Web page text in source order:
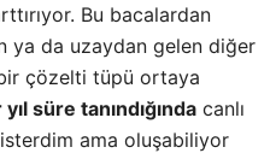
Bu bacalardan
ya da uzaydan gelen diğer
çözelti tüpü ortaya
süre tanındığında canlı
ama oluşabiliyor